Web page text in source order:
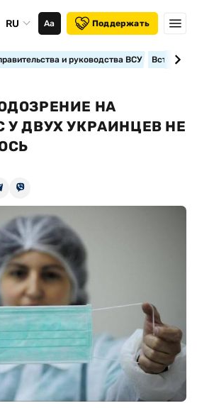
RU Аа Поддержать
и руководства ВСУ
НА
У ДВУХ УКРАИНЦЕВ НЕ